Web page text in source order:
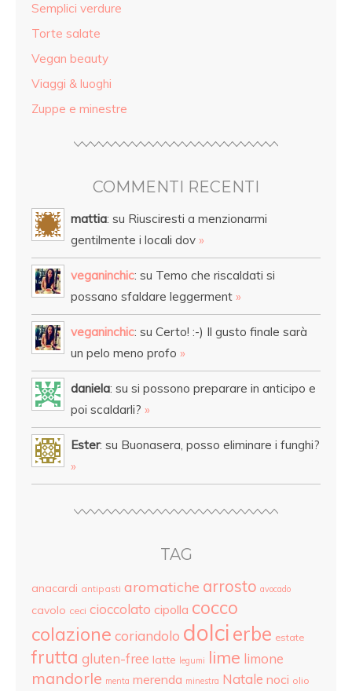
Semplici verdure
Torte salate
Vegan beauty
Viaggi & luoghi
Zuppe e minestre
COMMENTI RECENTI
mattia: su Riusciresti a menzionarmi
gentilmente i locali dov »
veganinchic: su Temo che riscaldati si
possano sfaldare leggerment »
veganinchic: su Certo! :-) Il gusto finale sarà
un pelo meno profo »
daniela: su si possono preparare in anticipo e
poi scaldarli? »
Ester: su Buonasera, posso eliminare i funghi?
»
TAG
anacardi antipasti aromatiche arrosto avocado
cavolo ceci cioccolato cipolla cocco
colazione coriandolo dolci erbe estate
frutta gluten-free latte legumi lime limone
mandorle menta merenda minestra Natale noci olio